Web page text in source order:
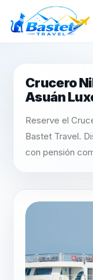
Crucero
Asuán
Reserve el
Bastet Travel.
con pensión